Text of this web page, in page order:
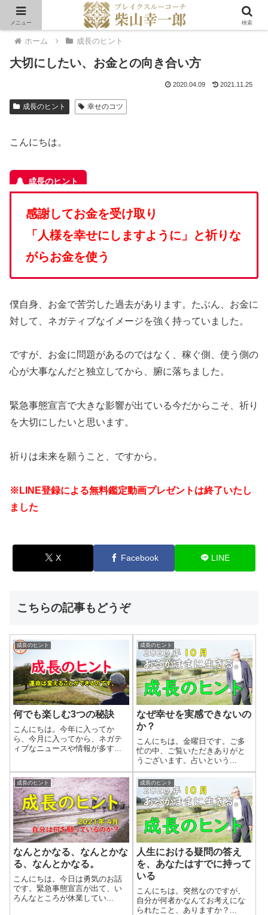
ホーム 成長のヒント
大切にしたい、お金との向き合い方
2020.04.09 2021.11.25
成長のヒント 幸せのコツ
こんにちは。
感謝してお金を受け取り
「人様を幸せにしますように」と祈りな
がらお金を使う
僕自身、お金で苦労した過去があります。たぶん、お金に
対して、ネガティブなイメージを強く持っていました。
ですが、お金に問題があるのではなく、稼ぐ側、使う側の
心が大事なんだと独立してから、腑に落ちました。
緊急事態宣言で大きな影響が出ている今だからこそ、祈り
を大切にしたいと思います。
祈りは未来を願うこと、ですから。
※LINE登録による無料鑑定動画プレゼントは終了いたし
ました
X Facebook LINE
こちらの記事もどうぞ
成長のヒント
何でも楽しむ3つの秘訣
こんにちは。今年に入ってか
ら、今月に入ってから、ネガテ
ィブなニュースや情報が多す...
成長のヒント
なぜ幸せを実感できないの
か？
こんにちは。金曜日です。ご多
忙の中、ご覧いただきありがと
うございます。占いという...
成長のヒント
なんとかなる、なんとかな
る、なんとかなる。
こんにちは。今日は勇気のお話
です。緊急事態宣言が出て、い
ろんなところが休業してい...
成長のヒント
人生における疑問の答え
を、あなたはすでに持って
いる
こんにちは。突然なのですが、
自分が何者かなんてお考えにな
られたこと、ありますか？...
メニュー 検索